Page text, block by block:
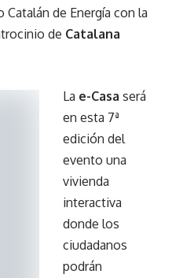
de Energía con la
de Catalana
La e-Casa será
en esta 7ª
edición del
evento una
vivienda
interactiva
donde los
ciudadanos
podrán